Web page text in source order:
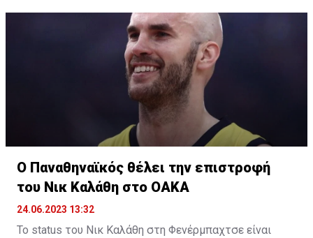
την συμμετοχή της και την νέα σεζόν στην Euroleague.
Η παρουσία της Παρτιζάν, ως κατόχου της Αδριατικής
Λίγκας ήταν δεδομένη, με τον Ερυθρό Αστέρα,
σύμφωνα με το δημοσίευμα, να πληρώνει στη
διοργάνωση 500.000 ευρώ και να εξασφαλίζει την
συμμετοχή της και την επόμενη περίοδο.
Το μόνο που μένει είναι να ανακοινωθεί και επίσημα,
κάτι που θα γίνει το επόμενο χρονικό διάστημα, όπου
θα αποφασιστεί και η συμμετοχή της Βαλένθια ή της
Τουρκ Τέλεκομ στην Euroleague της νέας σεζόν.
Ο Παναθηναϊκός θέλει την επιστροφή
του Νικ Καλάθη στο ΟΑΚΑ
24.06.2023 13:32
Το status του Νικ Καλάθη στη Φενέρμπαχτσε είναι